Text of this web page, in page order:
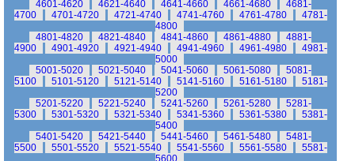
4601-4620
4621-4640 4641-4660 4661-4680
4681-
4700
4701-4720 4721-4740 4741-4760 4761-4780
4781-
4800
4801-4820
4821-4840 4841-4860 4861-4880
4881-
4900
4901-4920 4921-4940 4941-4960 4961-4980
4981-
5000
5001-5020
5021-5040 5041-5060 5061-5080
5081-
5100
5101-5120 5121-5140 5141-5160 5161-5180
5181-
5200
5201-5220
5221-5240 5241-5260 5261-5280
5281-
5300
5301-5320 5321-5340 5341-5360 5361-5380
5381-
5400
5401-5420
5421-5440 5441-5460 5461-5480
5481-
5500
5501-5520 5521-5540 5541-5560 5561-5580
5581-
5600